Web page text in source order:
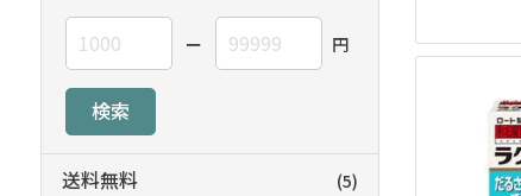
ー 円
検索
送料無料 (5)